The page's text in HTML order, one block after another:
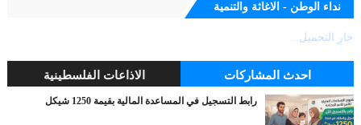
نداء الوطن - الاغاثة والتنمية
جارٍ التحميل...
احدث المشاركات الاذاعات الفلسطينية
رابط التسجيل في المساعدة المالية بقيمة 1250 شيكل